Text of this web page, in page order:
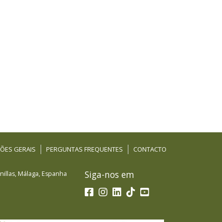
GERAIS PERGUNTAS FREQUENTES CONTACTO
, Málaga, Espanha Siga-nos em